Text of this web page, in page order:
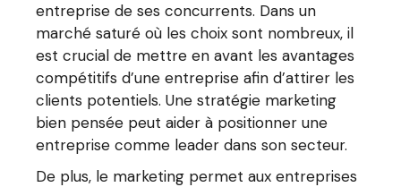
entreprise de ses concurrents. Dans un
marché saturé où les choix sont nombreux, il
est crucial de mettre en avant les avantages
compétitifs d’une entreprise afin d’attirer les
clients potentiels. Une stratégie marketing
bien pensée peut aider à positionner une
entreprise comme leader dans son secteur.
De plus, le marketing permet aux entreprises